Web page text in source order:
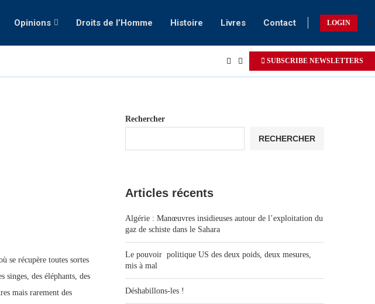
Opinions Droits de l’Homme Histoire Livres Contact LOGIN
SUBSCRIBE NEWSLETTERS
se récupère toutes sortes
singes, des éléphants, des
mais rarement des
Rechercher
RECHERCHER
Articles récents
Algérie : Manœuvres insidieuses autour de l’exploitation du
gaz de schiste dans le Sahara
Le pouvoir politique US des deux poids, deux mesures,
mis à mal
Déshabillons-les !